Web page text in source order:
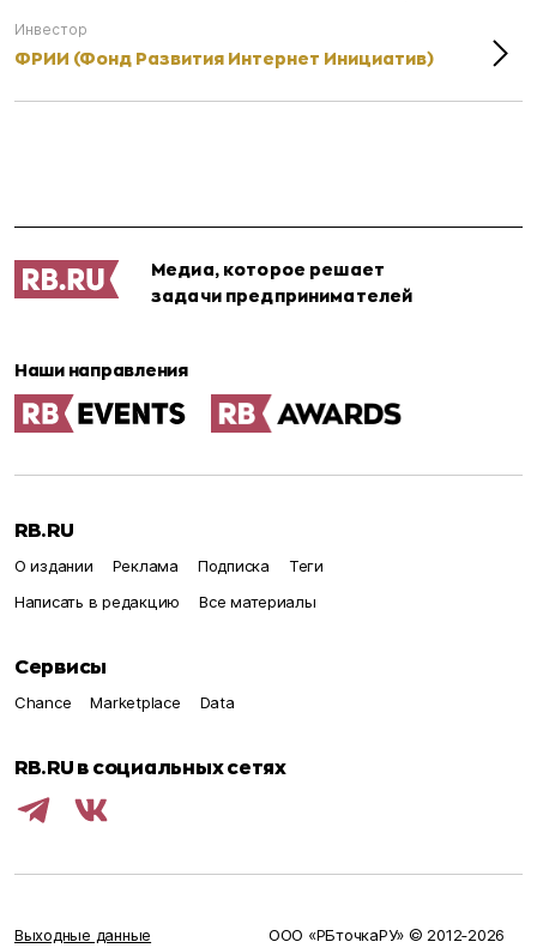
Инвестор
ФРИИ (Фонд Развития Интернет Инициатив)
Медиа, которое решает
задачи предпринимателей
Наши направления
RB.RU
О издании Реклама Подписка
Теги
Написать в редакцию
Все материалы
Сервисы
Chance Marketplace Data
RB.RU в социальных сетях
Выходные данные ООО «РБточкаРУ» © 2012‑2026